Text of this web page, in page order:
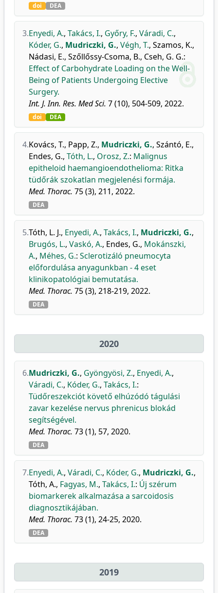
doi DEA
3.Enyedi, A., Takács, I., Győry, F., Váradi, C.,
Kóder, G., Mudriczki, G., Végh, T., Szamos, K.,
Nádasi, E., Szőllőssy-Csoma, B., Cseh, G. G.:
Effect of Carbohydrate Loading on the Well-
Being of Patients Undergoing Elective
Surgery.
Int. J. Inn. Res. Med Sci. 7 (10), 504-509, 2022.
doi DEA
4.Kovács, T., Papp, Z., Mudriczki, G., Szántó, E.,
Endes, G., Tóth, L., Orosz, Z.: Malignus
epitheloid haemangioendothelioma: Ritka
tüdőrák szokatlan megjelenési formája.
Med. Thorac. 75 (3), 211, 2022.
DEA
5.Tóth, L. J., Enyedi, A., Takács, I., Mudriczki, G.,
Brugós, L., Vaskó, A., Endes, G., Mokánszki,
A., Méhes, G.: Sclerotizáló pneumocyta
előfordulása anyagunkban - 4 eset
klinikopatológiai bemutatása.
Med. Thorac. 75 (3), 218-219, 2022.
DEA
2020
6.Mudriczki, G., Gyöngyösi, Z., Enyedi, A.,
Váradi, C., Kóder, G., Takács, I.:
Tüdőreszekciót követő elhúzódó tágulási
zavar kezelése nervus phrenicus blokád
segítségével.
Med. Thorac. 73 (1), 57, 2020.
DEA
7.Enyedi, A., Váradi, C., Kóder, G., Mudriczki, G.,
Tóth, A., Fagyas, M., Takács, I.: Új szérum
biomarkerek alkalmazása a sarcoidosis
diagnosztikájában.
Med. Thorac. 73 (1), 24-25, 2020.
DEA
2019